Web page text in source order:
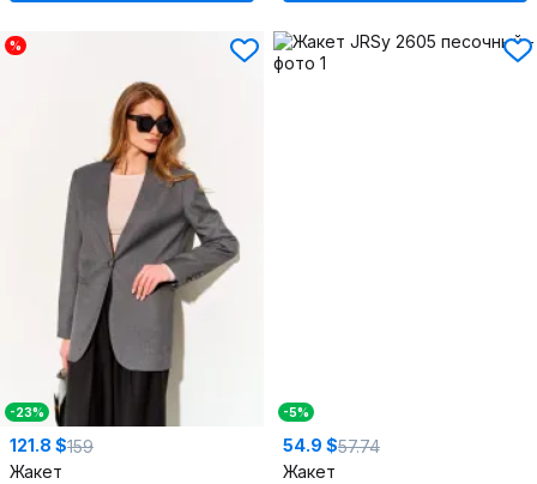
%
-23%
121.8 $159
Жакет
-5%
54.9 $57.74
Жакет